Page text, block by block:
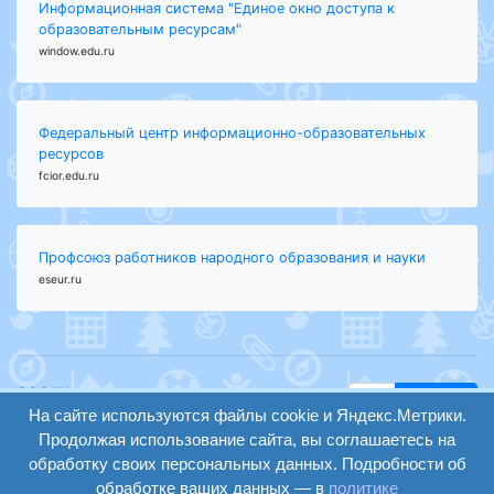
Информационная система "Единое окно доступа к
образовательным ресурсам"
window.edu.ru
Федеральный центр информационно-образовательных
ресурсов
fcior.edu.ru
Профсоюз работников народного образования и науки
eseur.ru
ООО "Центр
образования и
консалтинга"
Волгоград 2008-
2026
вход
регистрация
Версия
сайта для
На сайте используются файлы cookie и Яндекс.Метрики.
Продолжая использование сайта, вы соглашаетесь на
обработку своих персональных данных. Подробности об
обработке ваших данных — в политике